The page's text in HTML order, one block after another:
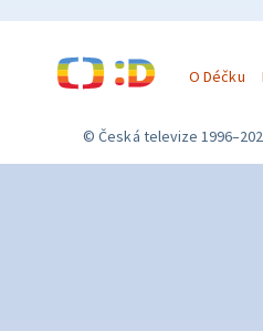
O Déčku
© Česká televize